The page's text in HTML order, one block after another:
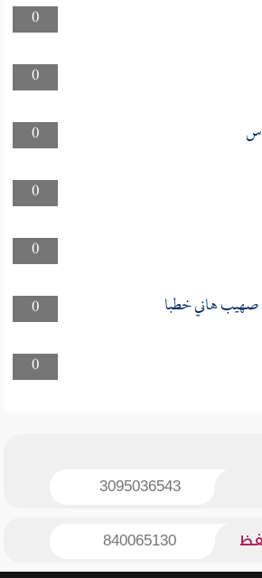
0
0
0
0
0
0
هاني خطبا
0
3095036543
840065130